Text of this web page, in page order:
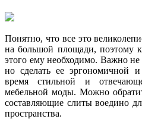
Понятно, что все это
на большой площади, поэтому
этого ему необходимо. Важно
но сделать ее эргономичной
время стильной и
мебельной моды. Можно
составляющие слиты воедино
пространства.